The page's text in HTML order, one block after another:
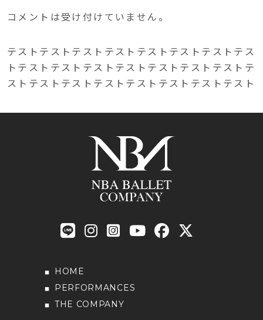
コメントは受け付けていません。
テストテストテストテストテストテストテストテス
トテストテストテストテストテストテストテストテ
ストテストテストテストテストテストテストテスト
HOME
PERFORMANCES
THE COMPANY